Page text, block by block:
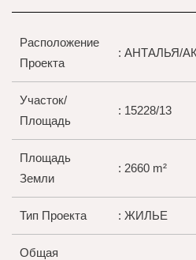
Расположение
Проекта
: АНТАЛЬЯ/
Участок/
Площадь
: 15228/13
Площадь
Земли
: 2660 m²
Тип Проекта : ЖИЛЬЕ
Общая